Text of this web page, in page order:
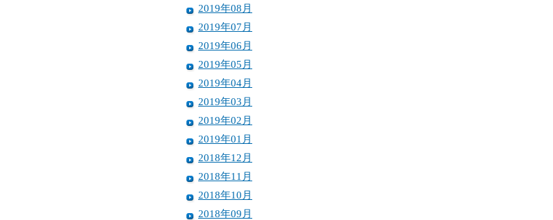
2019年08月
2019年07月
2019年06月
2019年05月
2019年04月
2019年03月
2019年02月
2019年01月
2018年12月
2018年11月
2018年10月
2018年09月